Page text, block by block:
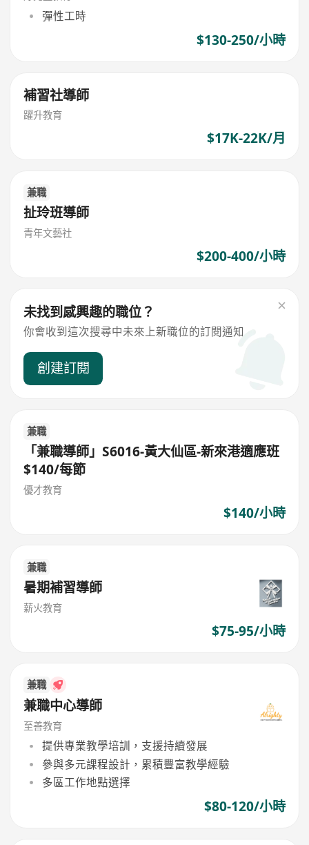
彈性工時
$130-250/小時
補習社導師
躍升教育
$17K-22K/月
兼職
扯玲班導師
青年文藝社
$200-400/小時
未找到感興趣的職位？
你會收到這次搜尋中未來上新職位的訂閱通知
創建訂閱
兼職
「兼職導師」S6016-黃大仙區-新來港適應班
$140/每節
優才教育
$140/小時
兼職
暑期補習導師
薪火教育
$75-95/小時
兼職
兼職中心導師
至善教育
提供專業教學培訓，支援持續發展
參與多元課程設計，累積豐富教學經驗
多區工作地點選擇
$80-120/小時